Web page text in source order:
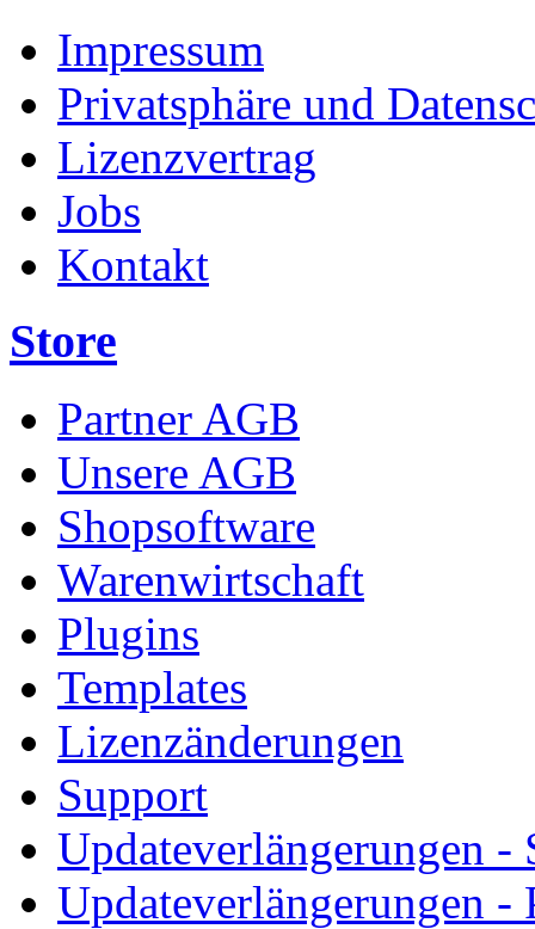
Impressum
Privatsphäre und
Lizenzvertrag
Jobs
Kontakt
Store
Partner AGB
Unsere AGB
Shopsoftware
Warenwirtschaft
Plugins
Templates
Lizenzänderungen
Support
Updateverlängerungen -
Updateverlängerungen -